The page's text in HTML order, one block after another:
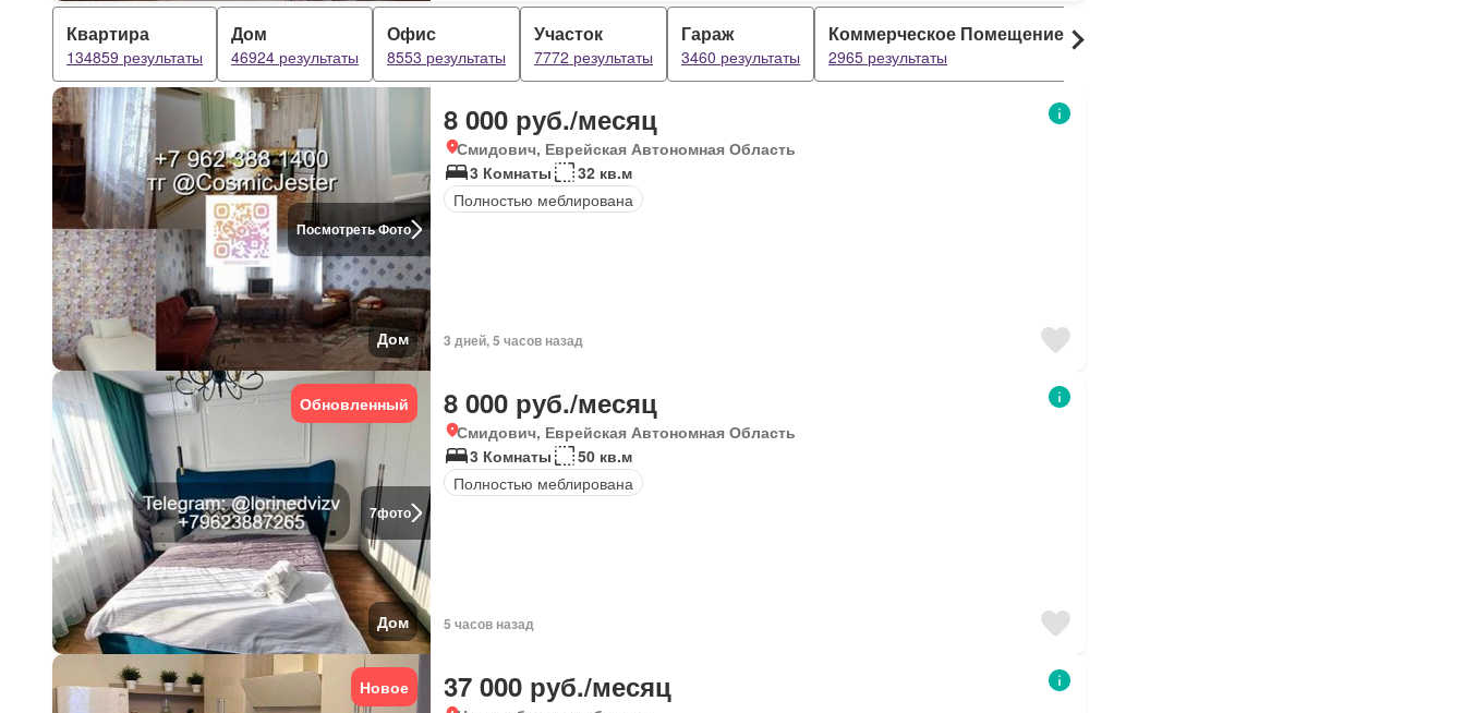
Квартира
134859 результаты
Дом
46924 результаты
Офис
8553 результаты
Участок
7772 результаты
Гараж
3460 результаты
Коммерческое Помещение
2965 результаты
Посмотреть Фото
Дом
8 000 руб./месяц
Смидович, Еврейская Автономная Область
3 Комнаты
32 кв.м
Полностью меблирована
3 дней, 5 часов назад
7фото
Обновленный
Дом
8 000 руб./месяц
Смидович, Еврейская Автономная Область
3 Комнаты
50 кв.м
Полностью меблирована
5 часов назад
Новое 37 000 руб./месяц